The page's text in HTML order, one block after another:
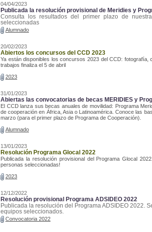
04/04/2023
Publicada la resolución provisional de Meridies y
Consulta los resultados del primer plazo de
seleccionadas
Alumnado
20/02/2023
Abiertos los concursos del CCD 2023
Ya están disponibles los concursos 2023 del CCD:
trabajos finaliza el 5 de abril
2023
31/01/2023
Abiertas las convocatorias de becas MERIDIES y
El CCD lanza sus becas anuales de movilidad: Programa
de cooperación en África, Asia o Latinoamérica. Conoce las
marzo (para el primer plazo de Programa de Cooperación).
Alumnado
13/01/2023
Resolución Programa Glocal 2022
Publicada la resolución provisional del Programa Glocal
personas seleccionadas!
2023
12/12/2022
Resolución provisional Programa ADSIDEO 2022
Publicada la resolución del Programa ADSIDEO 2022.
equipos seleccionados.
Convocatoria 2022